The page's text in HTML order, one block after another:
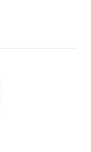
品是否
何残缺
有效收据
联络 莱